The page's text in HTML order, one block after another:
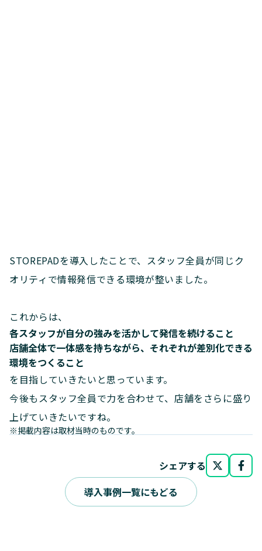
STOREPADを導入したことで、スタッフ全員が同じク
オリティで情報発信できる環境が整いました。
これからは、
各スタッフが自分の強みを活かして発信を続けること
店舗全体で一体感を持ちながら、それぞれが差別化できる
環境をつくること
を目指していきたいと思っています。
今後もスタッフ全員で力を合わせて、店舗をさらに盛り
上げていきたいですね。
※掲載内容は取材当時のものです。
シェアする
導入事例一覧にもどる